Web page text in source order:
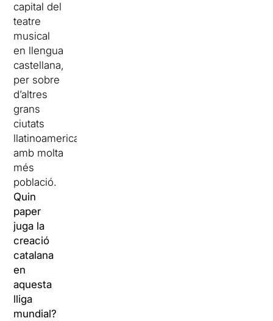
capital del
teatre
musical
en llengua
castellana,
per sobre
d’altres
grans
ciutats
llatinoamericanes
amb molta
més
població.
Quin
paper
juga la
creació
catalana
en
aquesta
lliga
mundial?